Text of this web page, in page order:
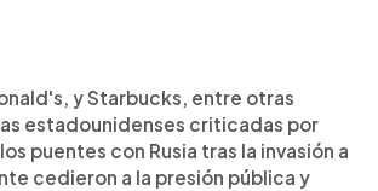
artículoy Starbucks, entre otras
estadounidenses criticadas por
puentes con Rusia tras la invasión a
cedieron a la presión pública y